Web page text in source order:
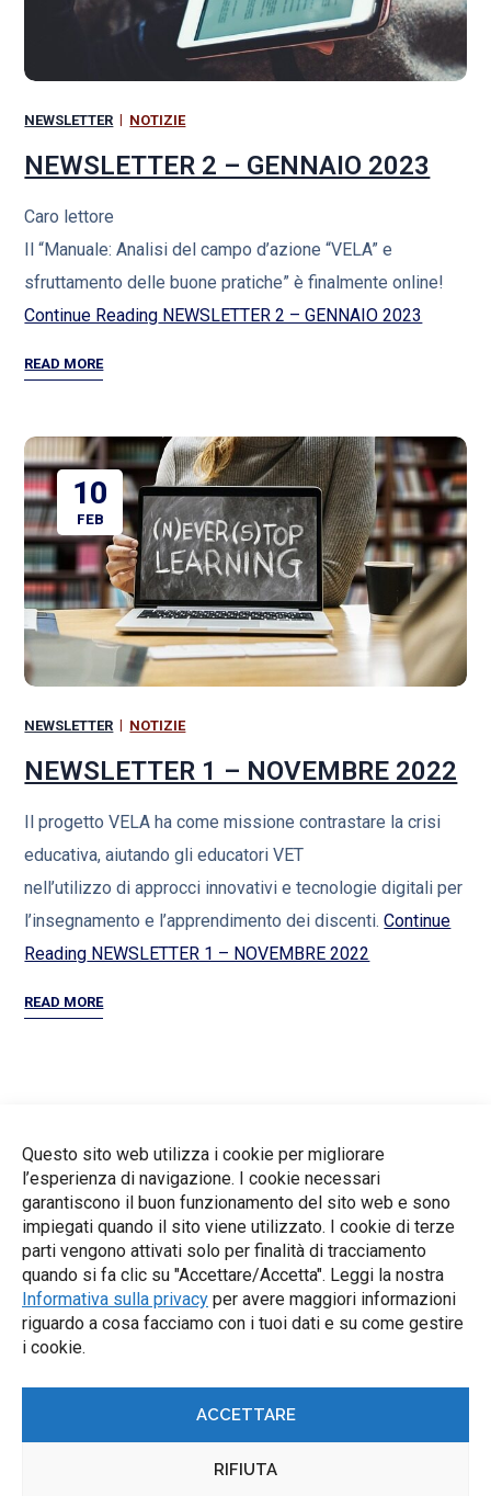
Questo sito web utilizza i cookie per migliorare
l’esperienza di navigazione. I cookie necessari
garantiscono il buon funzionamento del sito web e sono
impiegati quando il sito viene utilizzato. I cookie di terze
parti vengono attivati solo per finalità di tracciamento
quando si fa clic su "Accettare/Accetta". Leggi la nostra
Informativa sulla privacy per avere maggiori informazioni
riguardo a cosa facciamo con i tuoi dati e su come gestire
i cookie.
ACCETTARE
RIFIUTA
NEWSLETTER NOTIZIE
NEWSLETTER 2 – GENNAIO 2023
Caro lettore
Il “Manuale: Analisi del campo d’azione “VELA” e
sfruttamento delle buone pratiche” è finalmente online!
Continue Reading NEWSLETTER 2 – GENNAIO 2023
READ MORE
10
FEB
NEWSLETTER NOTIZIE
NEWSLETTER 1 – NOVEMBRE 2022
Il progetto VELA ha come missione contrastare la crisi
educativa, aiutando gli educatori VET
nell’utilizzo di approcci innovativi e tecnologie digitali per
l’insegnamento e l’apprendimento dei discenti.Continue
Reading NEWSLETTER 1 – NOVEMBRE 2022
READ MORE
Meeting di Progetto transnazionali
Newsletter 4
Notizie 10
Uncategorized 1